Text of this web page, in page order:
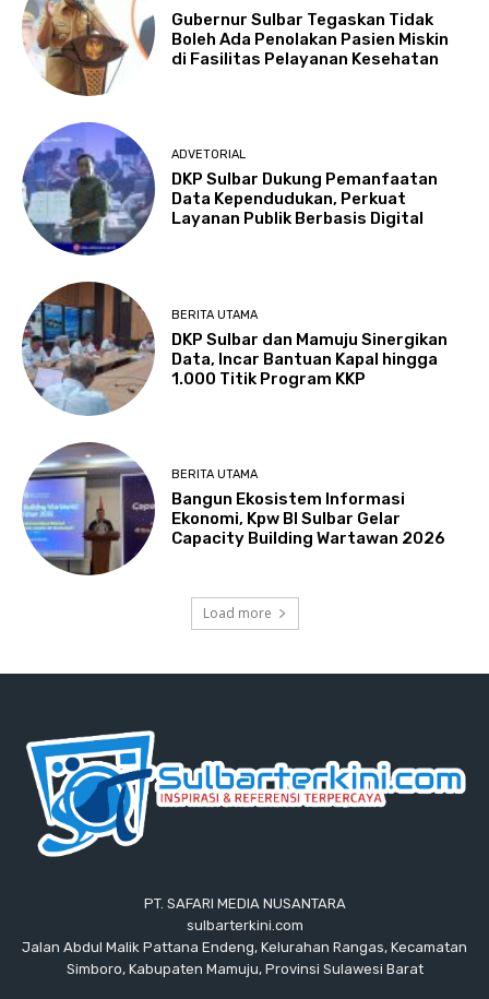
Gubernur Sulbar Tegaskan Tidak
Boleh Ada Penolakan Pasien Miskin
di Fasilitas Pelayanan Kesehatan
ADVETORIAL
DKP Sulbar Dukung Pemanfaatan
Data Kependudukan, Perkuat
Layanan Publik Berbasis Digital
BERITA UTAMA
DKP Sulbar dan Mamuju Sinergikan
Data, Incar Bantuan Kapal hingga
1.000 Titik Program KKP
BERITA UTAMA
Bangun Ekosistem Informasi
Ekonomi, Kpw BI Sulbar Gelar
Capacity Building Wartawan 2026
Load more
PT. SAFARI MEDIA NUSANTARA
sulbarterkini.com
Jalan Abdul Malik Pattana Endeng, Kelurahan Rangas, Kecamatan
Simboro, Kabupaten Mamuju, Provinsi Sulawesi Barat